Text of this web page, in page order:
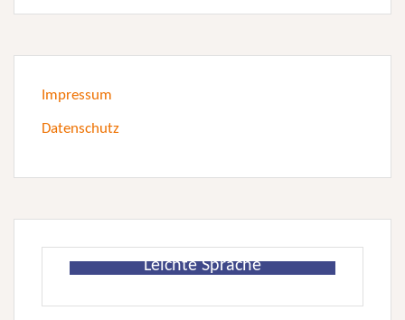
Impressum
Datenschutz
Leichte Sprache